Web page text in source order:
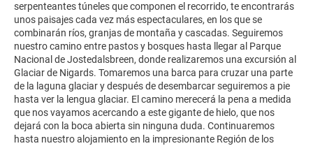
serpenteantes túneles que componen el recorrido, te encontrarás
unos paisajes cada vez más espectaculares, en los que se
combinarán ríos, granjas de montaña y cascadas. Seguiremos
nuestro camino entre pastos y bosques hasta llegar al Parque
Nacional de Jostedalsbreen, donde realizaremos una excursión al
Glaciar de Nigards. Tomaremos una barca para cruzar una parte
de la laguna glaciar y después de desembarcar seguiremos a pie
hasta ver la lengua glaciar. El camino merecerá la pena a medida
que nos vayamos acercando a este gigante de hielo, que nos
dejará con la boca abierta sin ninguna duda. Continuaremos
hasta nuestro alojamiento en la impresionante Región de los